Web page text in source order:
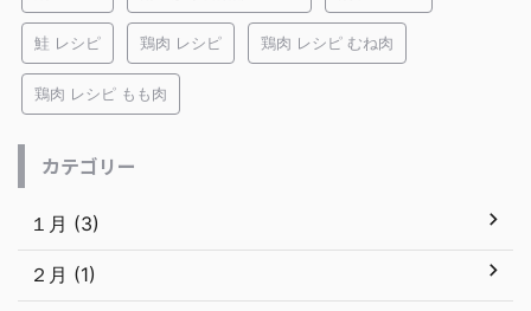
鮭 レシピ 鶏肉 レシピ 鶏肉 レシピ むね肉
鶏肉 レシピ もも肉
カテゴリー
１月 (3)
２月 (1)